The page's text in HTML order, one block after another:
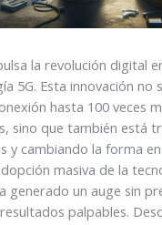
la revolución digital
5G. Esta innovación no
hasta 100 veces
sino que también está
y cambiando la forma
masiva de la
generado un auge sin
palpables.